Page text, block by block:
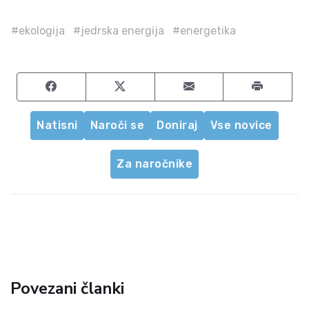
#ekologija #jedrska energija #energetika
Share on FacebookShare on TwitterShare by email
Natisni Naroči se Doniraj Vse novice
Za naročnike
Povezani članki